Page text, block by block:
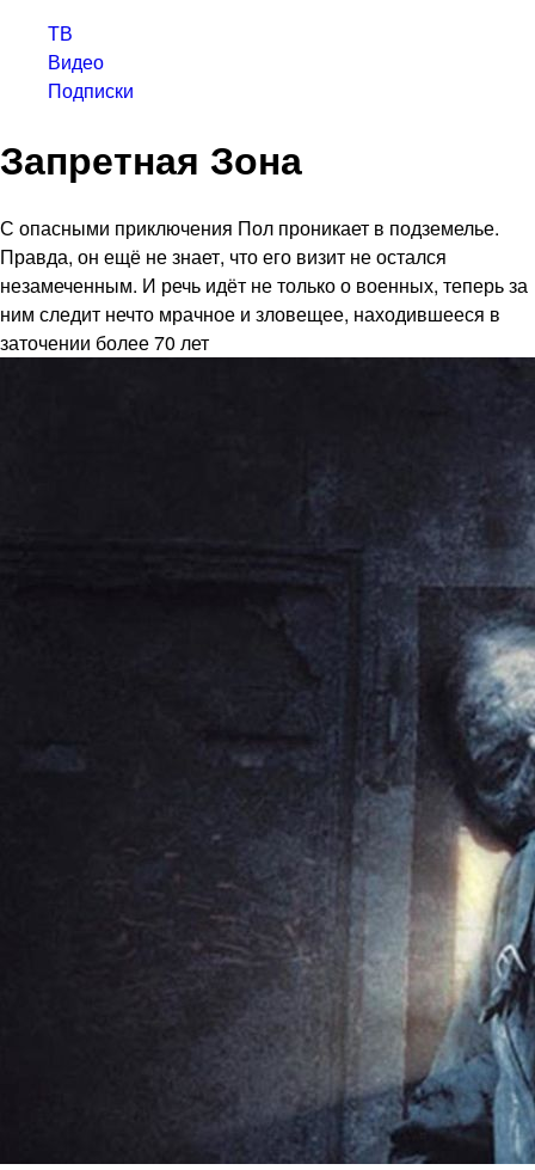
ТВ
Видео
Подписки
Запретная Зона
С опасными приключения Пол проникает в подземелье.
Правда, он ещё не знает, что его визит не остался
незамеченным. И речь идёт не только о военных, теперь за
ним следит нечто мрачное и зловещее, находившееся в
заточении более 70 лет